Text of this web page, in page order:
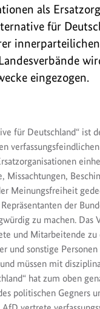
als
für
eingezogen.
für Deutschland“ ist
Meinungsfreiheit
der
zu machen.
und Mitarbeitende
und sonstige
müssen mit
hat zum oben
politischen Gegners